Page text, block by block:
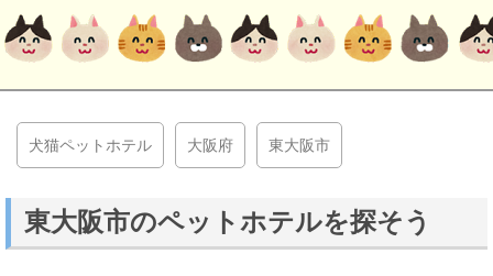
犬猫ペットホテル 大阪府 東大阪市
東大阪市のペットホテルを探そう